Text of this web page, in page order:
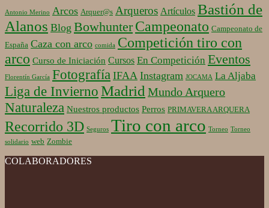
Antonio Merino Arcos Arquer@s Arqueros Artículos Bastión de
Alanos Blog Bowhunter Campeonato Campeonato de
España Caza con arco comida Competición tiro con
arco Curso de Iniciación Cursos En Competición Eventos
Florentín García Fotografía IFAA Instagram JOCAMA La Aljaba
Liga de Invierno Madrid Mundo Arquero
Naturaleza Nuestros productos Perros PRIMAVERA ARQUERA
Recorrido 3D Seguros Tiro con arco Torneo Torneo
solidario web Zombie
COLABORADORES